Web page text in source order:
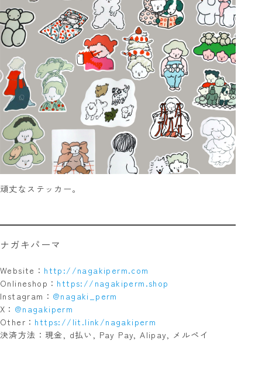
頑丈なステッカー。
ナガキパーマ
Website： http://nagakiperm.com
Onlineshop： https://nagakiperm.shop
Instagram： @nagaki_perm
X： @nagakiperm
Other： https://lit.link/nagakiperm
決済方法：現金, d払い, Pay Pay, Alipay, メルペイ